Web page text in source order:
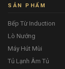
SẢN PHẨM
Bếp Từ Induction
Lò Nướng
Máy Hút Mùi
Tủ Lạnh Âm Tủ